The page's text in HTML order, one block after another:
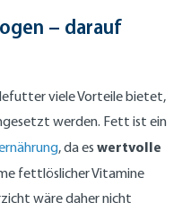
– darauf
viele Vorteile bietet,
werden. Fett ist ein
, da es wertvolle
fettlöslicher Vitamine
wäre daher nicht